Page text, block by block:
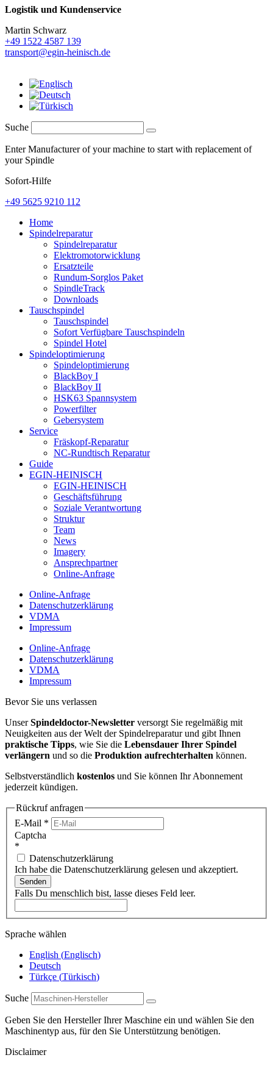
Logistik und Kundenservice
Martin Schwarz
+49 1522 4587 139
transport@egin-heinisch.de
Suche
Enter Manufacturer of your machine to start with replacement of
your Spindle
Sofort-Hilfe
+49 5625 9210 112
Home
Spindelreparatur
Spindelreparatur
Elektromotorwicklung
Ersatzteile
Rundum-Sorglos Paket
SpindleTrack
Downloads
Tauschspindel
Tauschspindel
Sofort Verfügbare Tauschspindeln
Spindel Hotel
Spindeloptimierung
Spindeloptimierung
BlackBoy I
BlackBoy II
HSK63 Spannsystem
Powerfilter
Gebersystem
Service
Fräskopf-Reparatur
NC-Rundtisch Reparatur
Guide
EGIN-HEINISCH
EGIN-HEINISCH
Geschäftsführung
Soziale Verantwortung
Struktur
Team
News
Imagery
Ansprechpartner
Online-Anfrage
Online-Anfrage
Datenschutzerklärung
VDMA
Impressum
Online-Anfrage
Datenschutzerklärung
VDMA
Impressum
Bevor Sie uns verlassen
UnserSpindeldoctor-Newsletter versorgt Sie regelmäßig mit
Neuigkeiten aus der Welt der Spindelreparatur und gibt Ihnen
praktische Tipps, wie Sie die Lebensdauer Ihrer Spindel
verlängern und so die Produktion aufrechterhalten können.
Selbstverständlich kostenlos und Sie können Ihr Abonnement
jederzeit kündigen.
Rückruf anfragen
E-Mail *
Captcha
*
Datenschutzerklärung
Ich habe die Datenschutzerklärung gelesen und akzeptiert.
Senden
Falls Du menschlich bist, lasse dieses Feld leer.
Sprache wählen
English (Englisch)
Deutsch
Türkçe (Türkisch)
Suche
Geben Sie den Hersteller Ihrer Maschine ein und wählen Sie den
Maschinentyp aus, für den Sie Unterstützung benötigen.
Disclaimer